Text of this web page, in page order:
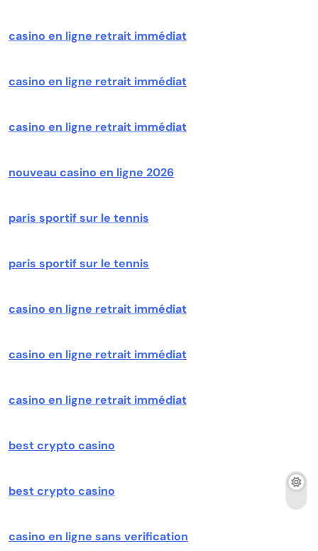
casino en ligne retrait immédiat
casino en ligne retrait immédiat
casino en ligne retrait immédiat
nouveau casino en ligne 2026
paris sportif sur le tennis
paris sportif sur le tennis
casino en ligne retrait immédiat
casino en ligne retrait immédiat
casino en ligne retrait immédiat
best crypto casino
best crypto casino
casino en ligne sans verification